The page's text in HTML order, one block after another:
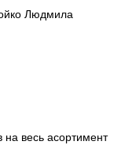
Людмила
на весь асортимент